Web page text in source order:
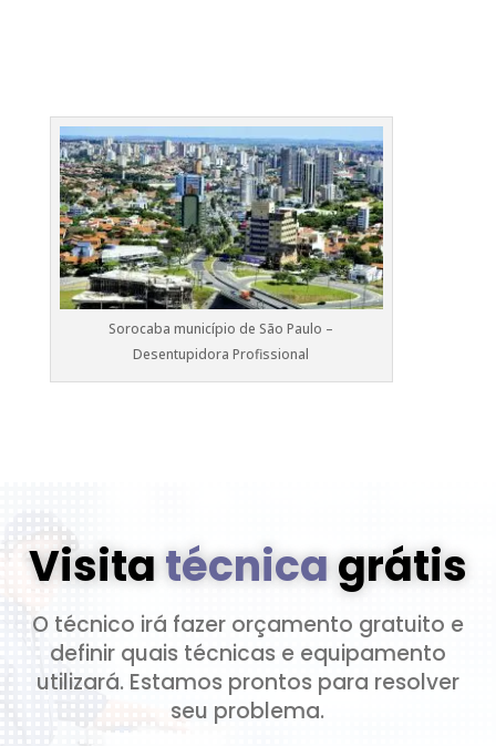
Sorocaba município de São Paulo –
Desentupidora Profissional
Visitatécnicagrátis
O técnico irá fazer orçamento gratuito e
definir quais técnicas e equipamento
utilizará. Estamos prontos para resolver
seu problema.